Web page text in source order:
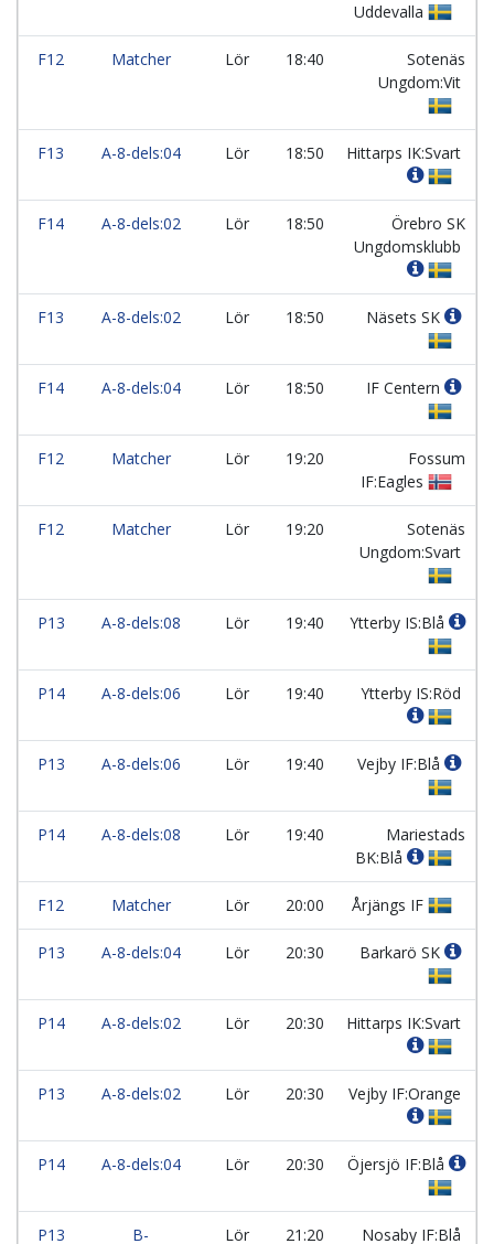
Uddevalla
F12 Matcher Lör 18:40
Sotenäs
Ungdom:Vit
F13 A-8-dels:04 Lör 18:50 Hittarps IK:Svart
F14 A-8-dels:02 Lör 18:50
Örebro SK
Ungdomsklubb
F13 A-8-dels:02 Lör 18:50 Näsets SK
F14 A-8-dels:04 Lör 18:50 IF Centern
F12 Matcher Lör 19:20
Fossum
IF:Eagles
F12 Matcher Lör 19:20
Sotenäs
Ungdom:Svart
P13 A-8-dels:08 Lör 19:40 Ytterby IS:Blå
P14 A-8-dels:06 Lör 19:40 Ytterby IS:Röd
P13 A-8-dels:06 Lör 19:40 Vejby IF:Blå
P14 A-8-dels:08 Lör 19:40
Mariestads
BK:Blå
F12 Matcher Lör 20:00 Årjängs IF
P13 A-8-dels:04 Lör 20:30 Barkarö SK
P14 A-8-dels:02 Lör 20:30 Hittarps IK:Svart
P13 A-8-dels:02 Lör 20:30 Vejby IF:Orange
P14 A-8-dels:04 Lör 20:30 Öjersjö IF:Blå
P13 B- Lör 21:20 Nosaby IF:Blå